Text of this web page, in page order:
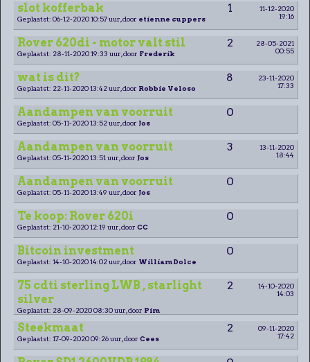
slot kofferbak 1
11-12-2020
19:16
Geplaatst: 06-12-2020 10:57 uur, door etienne cuppers
Rover 620di - motor valt stil 2
28-05-2021
00:55
Geplaatst: 28-11-2020 19:33 uur, door Frederik
wat is dit? 8
23-11-2020
17:33
Geplaatst: 22-11-2020 13:42 uur, door Robbie Veloso
Aandampen van voorruit 0
Geplaatst: 05-11-2020 13:52 uur, door Jos
Aandampen van voorruit 3
13-11-2020
18:44
Geplaatst: 05-11-2020 13:51 uur, door Jos
Aandampen van voorruit 0
Geplaatst: 05-11-2020 13:49 uur, door Jos
Te koop: Rover 620i 0
Geplaatst: 21-10-2020 12:19 uur, door CC
Bitcoin investment 0
Geplaatst: 14-10-2020 14:02 uur, door William Dolce
75 cdti sterling LWB , starlight
silver
2
14-10-2020
14:03
Geplaatst: 28-09-2020 08:30 uur, door Pim
Steekmaat 2
09-11-2020
17:42
Geplaatst: 17-09-2020 09:26 uur, door Cees